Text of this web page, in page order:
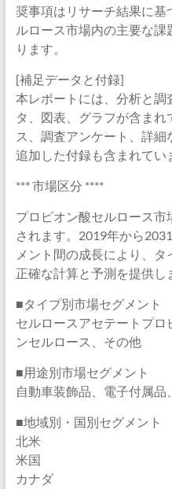
奨事項はリサーチ結果に
ルロース市場内の主要な
ります。
[補足データと付録]
本レポートには、分析と
タ、図表、グラフが含ま
ス、調査アンケート、詳
追加した付録も含まれてい
*** 市場区分 ****
プロピオン酸セルロース
されます。2019年から
メント間の成長により、
正確な計算と予測を提供し
■タイプ別市場セグメント
セルロースアセテートプ
ンセルロース、その他
■用途別市場セグメント
自動車装飾品、電子付属品
■地域別・国別セグメント
北米
米国
カナダ